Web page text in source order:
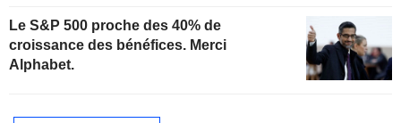
Le S&P 500 proche des 40% de
croissance des bénéfices. Merci
Alphabet.